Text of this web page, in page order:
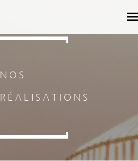
NOS
RÉALISATIONS